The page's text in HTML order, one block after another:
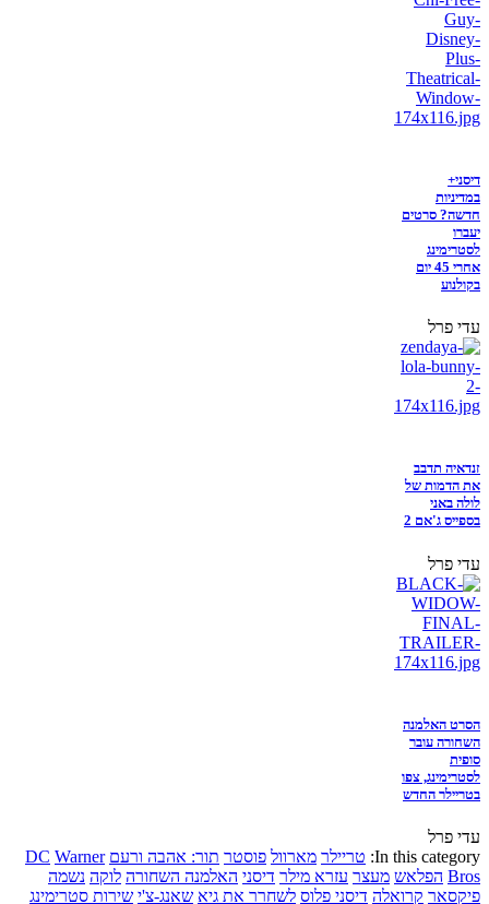
דיסני+
במדיניות
חדשה? סרטים
יעברו
לסטרימינג
אחרי 45 יום
בקולנוע
עדי פרל
זנדאיה תדבב
את הדמות של
לולה באני
בספייס ג'אם 2
עדי פרל
הסרט האלמנה
השחורה עובר
סופית
לסטרימינג, צפו
בטריילר החדש
עדי פרל
In this category: טריילר מארוול פוסטר תור: אהבה ורעם DC Warner
Bros הפלאש מעצר עזרא מילר דיסני האלמנה השחורה לוקה נשמה
פיקסאר קרואלה דיסני פלוס לשחרר את גיא שאנג-צ'י שירות סטרימינג